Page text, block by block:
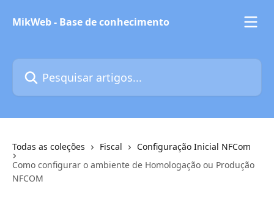
MikWeb - Base de conhecimento
Pesquisar artigos...
Todas as coleções Fiscal
Configuração Inicial NFCom
Como configurar o ambiente de Homologação ou Produção
NFCOM